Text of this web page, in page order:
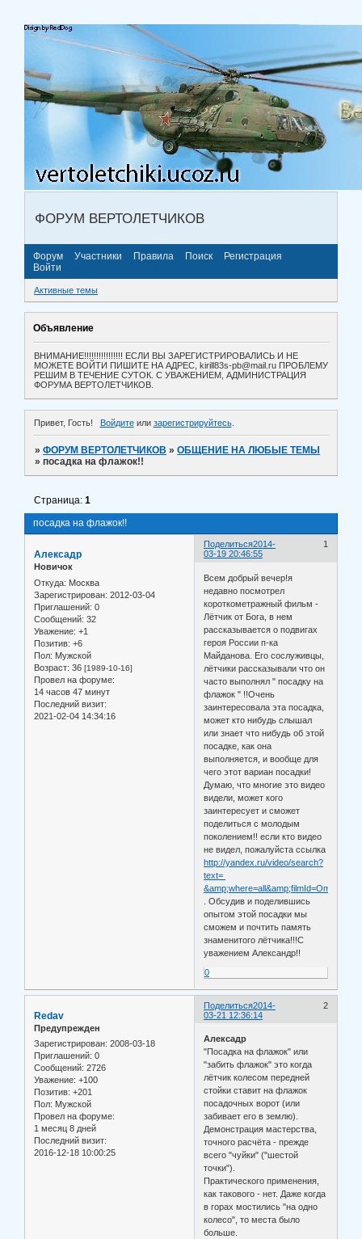
ФОРУМ ВЕРТОЛЕТЧИКОВ
Форум Участники Правила Поиск
Регистрация
Войти
Активные темы
Объявление
ВНИМАНИЕ!!!!!!!!!!!!!!!! ЕСЛИ ВЫ ЗАРЕГИСТРИРОВАЛИСЬ И НЕ
МОЖЕТЕ ВОЙТИ ПИШИТЕ НА АДРЕС, kirill83s-pb@mail.ru ПРОБЛЕМУ
РЕШИМ В ТЕЧЕНИЕ СУТОК. С УВАЖЕНИЕМ, АДМИНИСТРАЦИЯ
ФОРУМА ВЕРТОЛЕТЧИКОВ.
Привет, Гость! Войдитеили зарегистрируйтесь.
»ФОРУМ ВЕРТОЛЕТЧИКОВ »ОБЩЕНИЕ НА ЛЮБЫЕ ТЕМЫ
»посадка на флажок!!
посадка на флажок!!
Страница:1
Поделиться 1
2014-
03-19 20:46:55
Алексадр
Новичок
Откуда: Москва
Зарегистрирован: 2012-03-04
Приглашений: 0
Сообщений: 32
Уважение: +1
Позитив: +6
Пол: Мужской
Возраст: 36 [1989-10-16]
Провел на форуме:
14 часов 47 минут
Последний визит:
2021-02-04 14:34:16
Всем добрый вечер!я
недавно посмотрел
короткометражный фильм -
Лётчик от Бога, в нем
рассказывается о подвигах
героя России п-ка
Майданова. Его сослуживцы,
лётчики рассказывали что он
часто выполнял " посадку на
флажок " !!Очень
заинтересовала эта посадка,
может кто нибудь слышал
или знает что нибудь об этой
посадке, как она
выполняется, и вообще для
чего этот вариан посадки!
Думаю, что многие это видео
видели, может кого
заинтересует и сможет
поделиться с молодым
поколением!! если кто видео
не видел, пожалуйста ссылка
http://yandex.ru/video/search?
text=
. Обсудив и поделившись
опытом этой посадки мы
сможем и почтить память
знаменитого лётчика!!!С
уважением Александр!!
0
Поделиться 2
2014-
03-21 12:36:14
Redav
Предупрежден
Зарегистрирован: 2008-03-18
Приглашений: 0
Сообщений: 2726
Уважение: +100
Позитив: +201
Пол: Мужской
Провел на форуме:
1 месяц 8 дней
Последний визит:
2016-12-18 10:00:25
Алексадр
"Посадка на флажок" или
"забить флажок" это когда
лётчик колесом передней
стойки ставит на флажок
посадочных ворот (или
забивает его в землю).
Демонстрация мастерства,
точного расчёта - прежде
всего "чуйки" ("шестой
точки").
Практического применения,
как такового - нет. Даже когда
в горах мостились "на одно
колесо", то места было
больше.